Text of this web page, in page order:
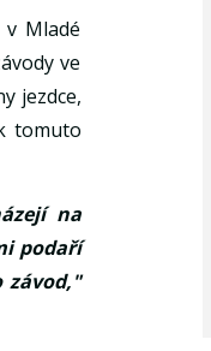
Mladé
ve
jezdce,
tomuto
na
podaří
závod,"